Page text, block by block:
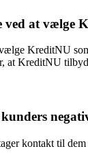
at vælge
KreditNU
at KreditNU
kontakt til